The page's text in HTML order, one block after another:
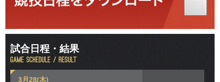
試合日程・結果
3月28(木)